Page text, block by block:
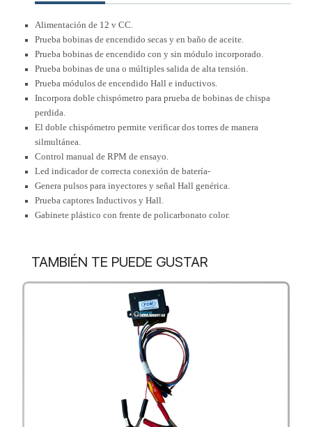
Alimentación de 12 v CC.
Prueba bobinas de encendido secas y en baño de aceite.
Prueba bobinas de encendido con y sin módulo incorporado.
Prueba bobinas de una o múltiples salida de alta tensión.
Prueba módulos de encendido Hall e inductivos.
Incorpora doble chispómetro para prueba de bobinas de chispa
perdida.
El doble chispómetro permite verificar dos torres de manera
silmultánea.
Control manual de RPM de ensayo.
Led indicador de correcta conexión de batería-
Genera pulsos para inyectores y señal Hall genérica.
Prueba captores Inductivos y Hall.
Gabinete plástico con frente de policarbonato color.
TAMBIÉN TE PUEDE GUSTAR